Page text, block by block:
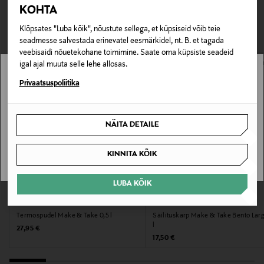
KOHTA
Klõpsates "Luba kõik", nõustute sellega, et küpsiseid võib teie
seadmesse salvestada erinevatel eesmärkidel, nt. B. et tagada
veebisaidi nõuetekohane toimimine. Saate oma küpsiste seadeid
igal ajal muuta selle lehe allosas.
Privaatsuspoliitika
NÄITA DETAILE
KINNITA KÕIK
LUBA KÕIK
või auto topsihoidjas.
LOE LISAKS
Tootenumber
177812727
Materjal
Hooldusjuhendid
Nõudepesumasinas pestav. Kaane saab põhjalikuks
puhastamiseks osadeks lahti võtta.
Värv
LILAC PINK
0,00 € – 4,90 €
TEISED KLIENDID
VAATASID KA
Termospudel Make & Take 0,5 l
Original Price
27,95 €
Säilituskarp Make & Take Bento
Original Price
17,50 €
Stockmann pole Sinu riigis saadaval.
SAAN ARU